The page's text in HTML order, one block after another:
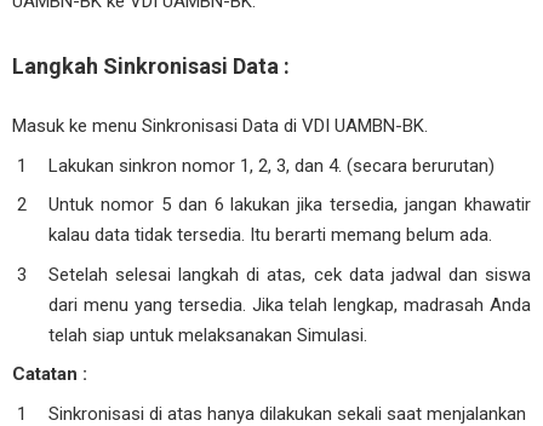
Langkah Sinkronisasi Data :
Masuk ke menu Sinkronisasi Data di VDI UAMBN-BK.
Lakukan sinkron nomor 1, 2, 3, dan 4. (secara berurutan)
Untuk nomor 5 dan 6 lakukan jika tersedia, jangan khawatir
kalau data tidak tersedia. Itu berarti memang belum ada.
Setelah selesai langkah di atas, cek data jadwal dan siswa
dari menu yang tersedia. Jika telah lengkap, madrasah Anda
telah siap untuk melaksanakan Simulasi.
Catatan :
Sinkronisasi di atas hanya dilakukan sekali saat menjalankan